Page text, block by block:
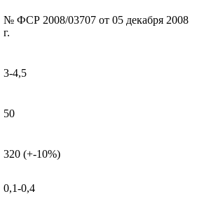
№ ФСР 2008/03707 от 05 декабря 2008
г.
3-4,5
50
320 (+-10%)
0,1-0,4